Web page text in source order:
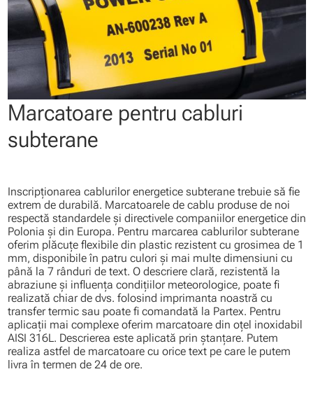
Marcatoare pentru cabluri
subterane
Inscripţionarea cablurilor energetice subterane trebuie să fie
extrem de durabilă. Marcatoarele de cablu produse de noi
respectă standardele şi directivele companiilor energetice din
Polonia și din Europa. Pentru marcarea cablurilor subterane
oferim plăcuţe flexibile din plastic rezistent cu grosimea de 1
mm, disponibile în patru culori şi mai multe dimensiuni cu
până la 7 rânduri de text. O descriere clară, rezistentă la
abraziune şi influenţa condiţiilor meteorologice, poate fi
realizată chiar de dvs. folosind imprimanta noastră cu
transfer termic sau poate fi comandată la Partex. Pentru
aplicaţii mai complexe oferim marcatoare din oţel inoxidabil
AISI 316L. Descrierea este aplicată prin ştanţare. Putem
realiza astfel de marcatoare cu orice text pe care le putem
livra în termen de 24 de ore.